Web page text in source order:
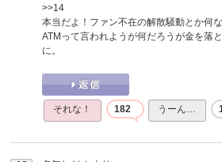
>>14
本当だよ！ファン不在の解散騒動とか何
ATMって言われようが何だろうが金を落
に。
それな！ 182 うーん…